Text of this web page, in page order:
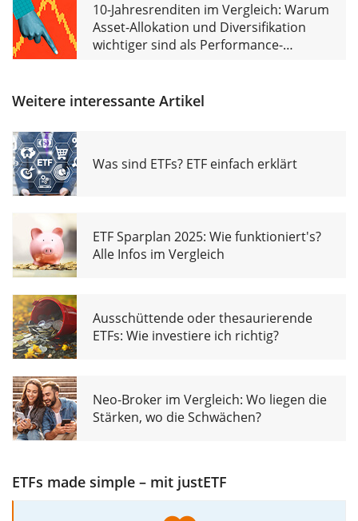
10-Jahresrenditen im Vergleich: Warum
Asset-Allokation und Diversifikation
wichtiger sind als Performance-
Weitere interessante Artikel
Was sind ETFs? ETF einfach erklärt
ETF Sparplan 2025: Wie funktioniert's?
Alle Infos im Vergleich
Ausschüttende oder thesaurierende
ETFs: Wie investiere ich richtig?
Neo-Broker im Vergleich: Wo liegen die
Stärken, wo die Schwächen?
ETFs made simple – mit justETF